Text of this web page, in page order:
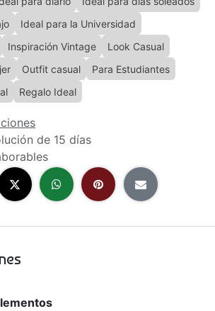
Ideal para la Universidad
Inspiración Vintage
Look Casual
Outfit casual
Para Estudiantes
Regalo Ideal
de 15 días